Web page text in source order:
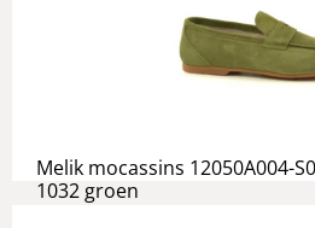
Melik mocassins 12050A004-
1032 groen